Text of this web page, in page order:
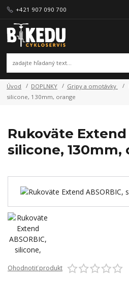
+421 907 090 700
Úvod DOPLNKY Gripy a omotávky
silicone, 130mm, orange
Rukoväte Extend
silicone, 130mm,
Ohodnotiť produkt